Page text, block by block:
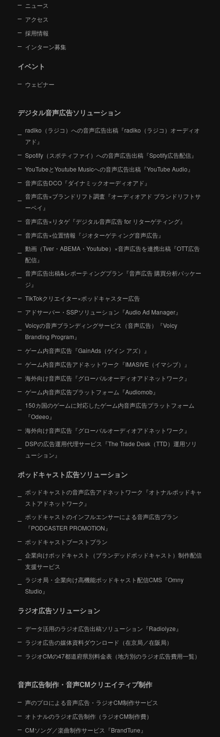
ニュース
アクセス
採用情報
インターン募集
イベント
ウェビナー
デジタル音声広告ソリューション
radiko（ラジコ）への音声広告出稿『radiko（ラジコ）オーディオ
アド』
Spotify（スポティファイ）への音声広告出稿『Spotify広告配信』
YouTubeとYoutube Musicへの音声広告出稿『YouTube Audio』
音声広告DCO『ダイナミックオーディオアド』
音声広告×ブランドリフト調査『オーディオアド ブランドリフトサ
ーベイ』
音声広告×リタゲ『デジタル音声広告 for リターゲティング』
音声広告×位置情報『ジオターゲティング音声広告』
動画（Tver・ABEMA・Youtube）×音声広告を連携出稿『OTT広告
配信』
音声広告出稿&レポーティングプラン『音声広告 購買分析パッケー
ジ』
TikTokクリエイター×ポッドキャスター広告
アドサーバー・SSPソリューション『Audio Ad Manager』
Voicyの音声ブランディングサービス（音声広告）『Voicy
Branding Program』
ゲーム内音声広告『GainAds（ゲイン アズ）』
ゲーム内音声広告アドネットワーク『IMASIVE（イマシブ）』
海外向け音声広告『グローバルオーディオアドネットワーク』
ゲーム内音声広告プラットフォーム『Audiomob』
150カ国のゲームに対応したゲーム内音声広告プラットフォーム
『Odeeo』
海外向け音声広告『グローバルオーディオアドネットワーク』
DSPの広告運用代理サービス『The Trade Desk（TTD）運用ソリ
ューション』
ポッドキャスト広告ソリューション
ポッドキャストの音声広告アドネットワーク『オトナルポッドキャ
ストアドネットワーク』
ポッドキャストのインフルエンサーによる音声広告プラン
『PODCASTER PROMOTION』
ポッドキャストブーストプラン
企業向けポッドキャスト（ブランデッドポッドキャスト）制作配信
支援サービス
ラジオ局・企業向け高機能ポッドキャスト配信CMS『Omny
Studio』
ラジオ広告ソリューション
データ活用のラジオ広告出稿ソリューション『Radiolyze』
ラジオ広告の媒体資料ダウンロード（在京局／在阪局）
ラジオCMの47都道府県別料金表（地方別のラジオ広告費用一覧）
音声広告制作・音声CMクリエイティブ制作
声のプロによる音声広告・ラジオCM制作サービス
オトナルのラジオ広告制作（ラジオCM制作費）
CMソング／楽曲制作サービス『BrandTune』